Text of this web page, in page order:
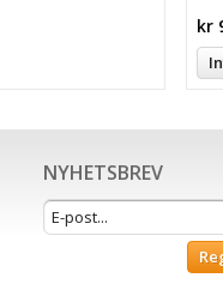
kr
NYHETSBREV